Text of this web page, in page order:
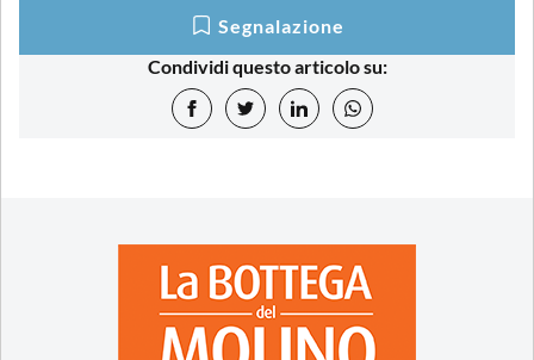
Segnalazione
Condividi questo articolo su: